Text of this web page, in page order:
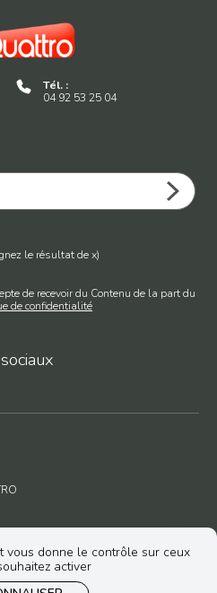
Tél. :
04 92 53 25 04
le résultat de x)
de recevoir du Contenu de la part du
de confidentialité
vous donne le contrôle sur ceux
activer